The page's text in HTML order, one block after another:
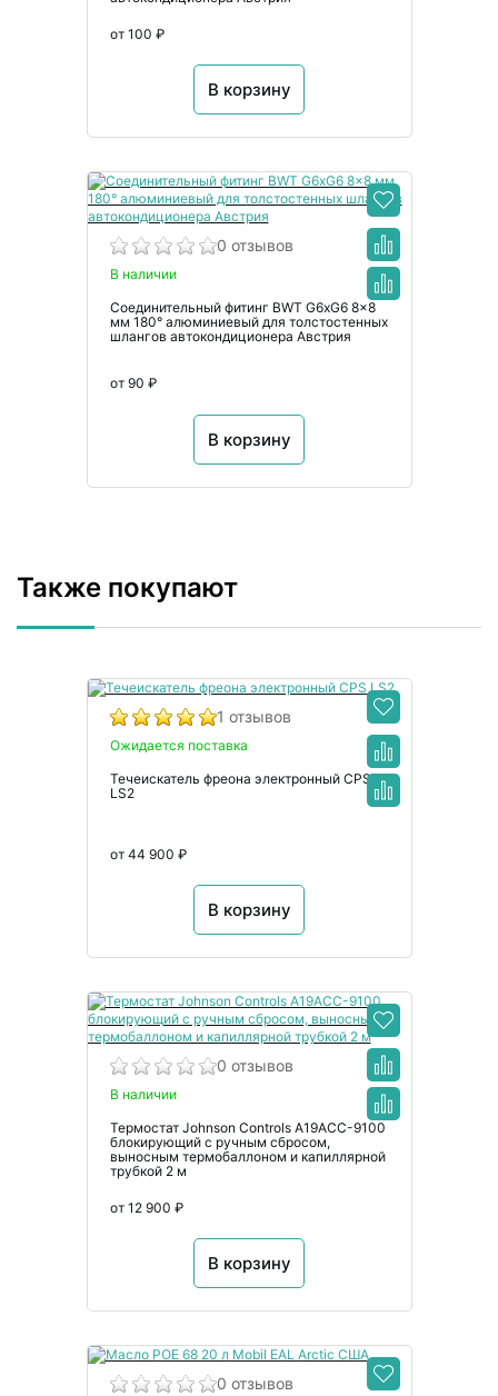
от 100 ₽
В корзину
0 отзывов
В наличии
Соединительный фитинг BWT G6xG6 8x8
мм 180° алюминиевый для толстостенных
шлангов автокондиционера Австрия
от 90 ₽
В корзину
Также покупают
1 отзывов
Ожидается поставка
Течеискатель фреона электронный CPS
LS2
от 44 900 ₽
В корзину
0 отзывов
В наличии
Термостат Johnson Controls A19ACC-9100
блокирующий с ручным сбросом,
выносным термобаллоном и капиллярной
трубкой 2 м
от 12 900 ₽
В корзину
0 отзывов